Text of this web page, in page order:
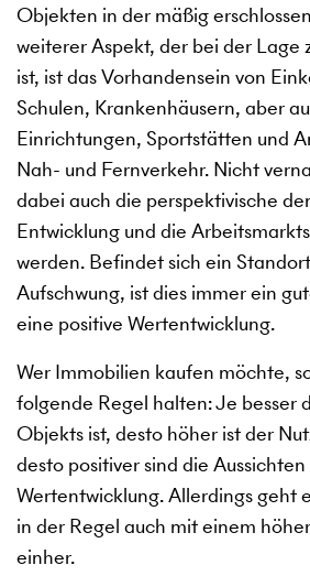
Objekten in der mäßig
weiterer Aspekt, der bei der Lage
ist, ist das Vorhandensein von
Schulen, Krankenhäusern, aber
Einrichtungen, Sportstätten und
Nah- und Fernverkehr. Nicht
dabei auch die perspektivische
Entwicklung und die
werden. Befindet sich ein
Aufschwung, ist dies immer ein
eine positive Wertentwicklung.
Wer Immobilien kaufen möchte,
folgende Regel halten: Je besser
Objekts ist, desto höher ist der
desto positiver sind die
Wertentwicklung. Allerdings geht
in der Regel auch mit einem
einher.